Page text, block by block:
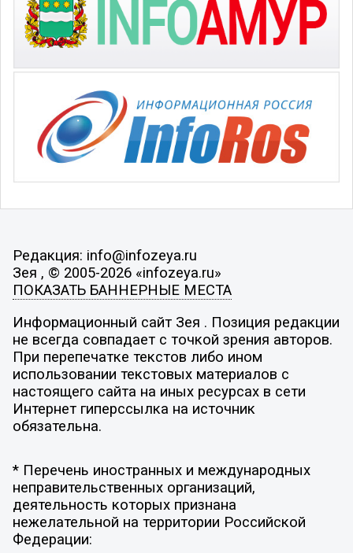
Редакция: info@infozeya.ru
Зея , © 2005-2026 «infozeya.ru»
ПОКАЗАТЬ БАННЕРНЫЕ МЕСТА
Информационный сайт Зея . Позиция редакции
не всегда совпадает с точкой зрения авторов.
При перепечатке текстов либо ином
использовании текстовых материалов с
настоящего сайта на иных ресурсах в сети
Интернет гиперссылка на источник
обязательна.
* Перечень иностранных и международных
неправительственных организаций,
деятельность которых признана
нежелательной на территории Российской
Федерации: